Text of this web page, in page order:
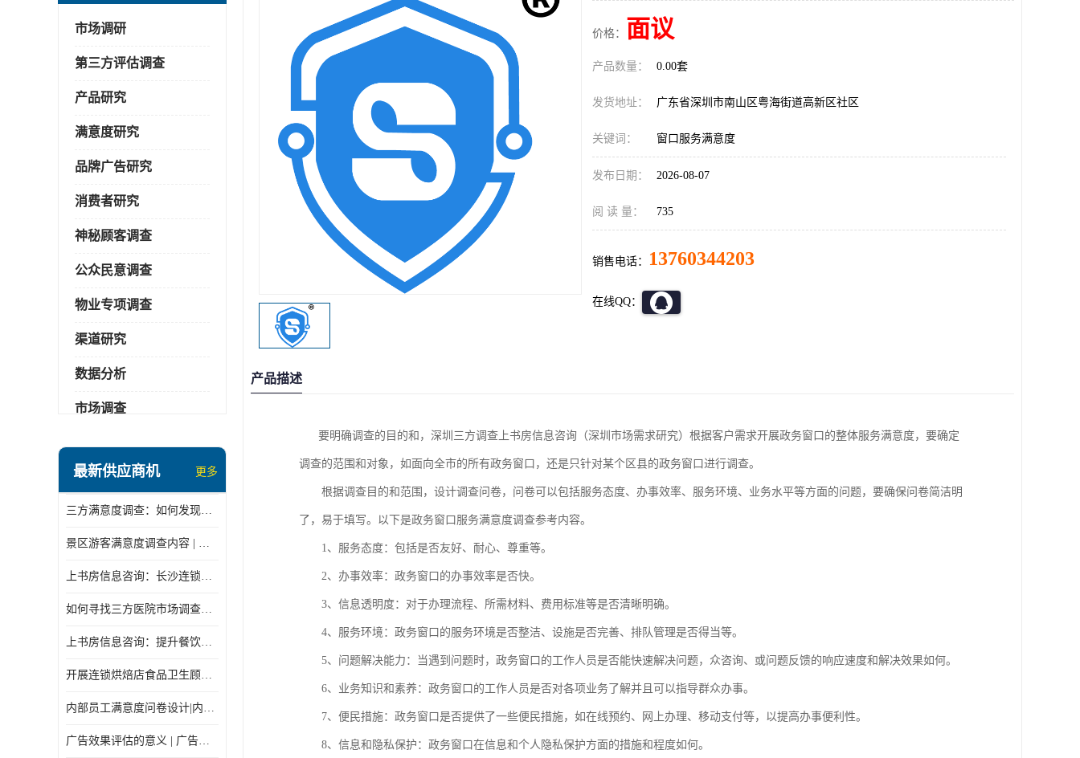
市场调研
第三方评估调查
产品研究
满意度研究
品牌广告研究
消费者研究
神秘顾客调查
公众民意调查
物业专项调查
渠道研究
数据分析
市场调查
最新供应商机 更多
三方满意度调查：如何发现潜在商机
景区游客满意度调查内容 | 景区游客满意度调查指标设计
上书房信息咨询：长沙连锁餐饮神秘顾客怎么做
如何寻找三方医院市场调查机构
上书房信息咨询：提升餐饮质量的秘密
开展连锁烘焙店食品卫生顾客满意度调查
内部员工满意度问卷设计|内部员工满意度调查表
广告效果评估的意义 | 广告效果评估的重要性有哪些？
价格： 面议
产品数量： 0.00套
发货地址： 广东省深圳市南山区粤海街道高新区社区
关键词： 窗口服务满意度
发布日期： 2026-08-07
阅 读 量： 735
销售电话： 13760344203
在线QQ：
产品描述
要明确调查的目的和，深圳三方调查 上书房信息咨询（深圳市场需求研究） 根据客户需求开展政务窗口的整体服务满意度，要确定
调查的范围和对象，如面向全市的所有政务窗口，还是只针对某个区县的政务窗口进行调查。
根据调查目的和范围，设计调查问卷，问卷可以包括服务态度、办事效率、服务环境、业务水平等方面的问题，要确保问卷简洁明
了，易于填写。以下是政务窗口服务满意度调查参考内容。
1、服务态度：包括是否友好、耐心、尊重等。
2、办事效率：政务窗口的办事效率是否快。
3、信息透明度：对于办理流程、所需材料、费用标准等是否清晰明确。
4、服务环境：政务窗口的服务环境是否整洁、设施是否完善、排队管理是否得当等。
5、问题解决能力：当遇到问题时，政务窗口的工作人员是否能快速解决问题，众咨询、或问题反馈的响应速度和解决效果如何。
6、业务知识和素养：政务窗口的工作人员是否对各项业务了解并且可以指导群众办事。
7、便民措施：政务窗口是否提供了一些便民措施，如在线预约、网上办理、移动支付等，以提高办事便利性。
8、信息和隐私保护：政务窗口在信息和个人隐私保护方面的措施和程度如何。